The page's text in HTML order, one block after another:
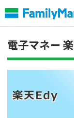
文
へ
電子マネー